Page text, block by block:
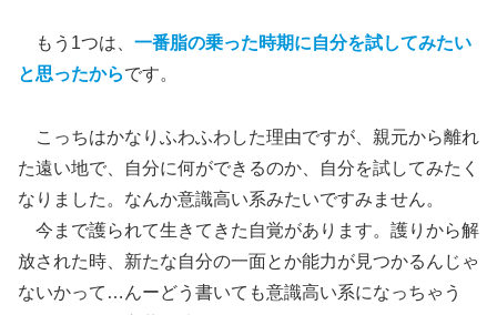
もう1つは、 一番脂の乗った時期に自分を試してみたい
と思ったからです。
こっちはかなりふわふわした理由ですが、親元から離れ
た遠い地で、自分に何ができるのか、自分を試してみたく
なりました。なんか意識高い系みたいですみません。
今まで護られて生きてきた自覚があります。護りから解
放された時、新たな自分の一面とか能力が見つかるんじゃ
ないかって…んーどう書いても意識高い系になっちゃう